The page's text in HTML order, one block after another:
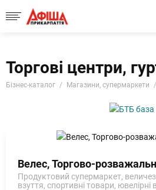
Торгові центри,
Бізнес-каталог Магазини, супермаркети
Велес, Торгово-
Продуктовий супермаркет,
взуття, спортивні товари,